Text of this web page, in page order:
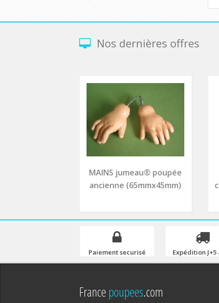
Nos dernières offres
MAINS jumeau® poupée
ancienne (65mmx45mm)
Paiement securisé Expédition J+5
Francepoupees.com